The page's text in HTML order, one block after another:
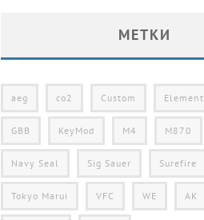
МЕТКИ
aeg co2 Custom Element
GBB KeyMod M4 M870
Navy Seal Sig Sauer Surefire
Tokyo Marui VFC WE АК